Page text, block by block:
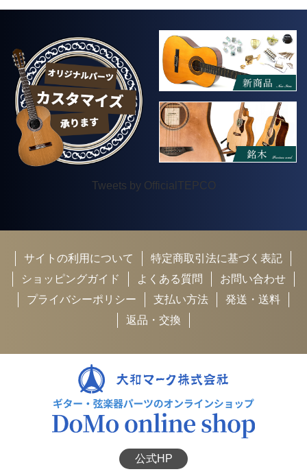
Tweets by OfficialTEPCO
サイトの利用について
特定商取引法に基づく表記
ショッピングガイド
よくある質問
お問い合わせ
プライバシーポリシー
支払い方法
発送・送料
返品・交換
公式HP